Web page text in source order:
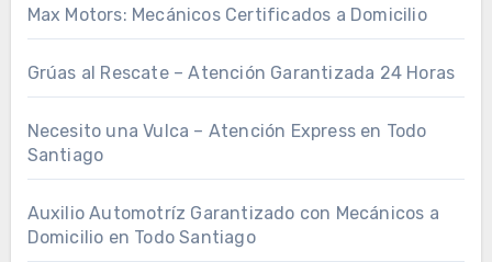
Max Motors: Mecánicos Certificados a Domicilio
Grúas al Rescate – Atención Garantizada 24 Horas
Necesito una Vulca – Atención Express en Todo
Santiago
Auxilio Automotríz Garantizado con Mecánicos a
Domicilio en Todo Santiago